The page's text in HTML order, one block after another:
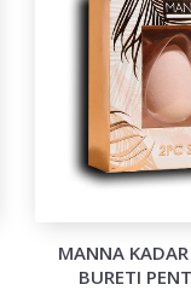
MANNA
BURETI